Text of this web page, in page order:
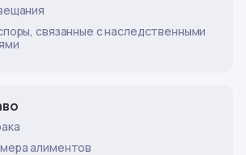
связанные с наследственными
алиментов